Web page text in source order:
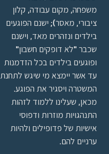
משפחה, מקום עבודה, קלון
ציבורי, מאסר); ישנם הפוגעים
בילדים ונזהרים מאד, וישנם
שכבר "לא דופקים חשבון"
ופוגעים בילדים בכל הזדמנות
עד אשר יימצא מי שיגש לתחנת
המשטרה ויסגיר את הפוגע.
מכאן, שעלינו ללמוד לזהות
התנהגויות מוזרות ודפוסי
אישיות של פדופילים ולהיות
ערניים להם.